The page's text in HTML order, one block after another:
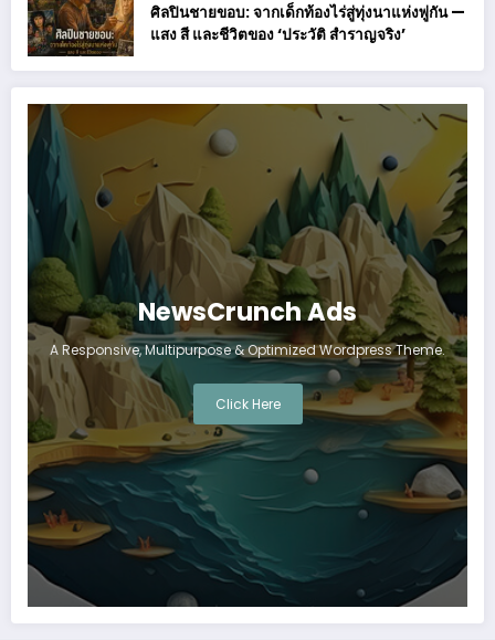
ศิลปินชายขอบ: จากเด็กท้องไร่สู่ทุ่งนาแห่งพู่กัน —
แสง สี และชีวิตของ ‘ประวัติ สำราญจริง’
NewsCrunch Ads
A Responsive, Multipurpose & Optimized Wordpress Theme.
Click Here